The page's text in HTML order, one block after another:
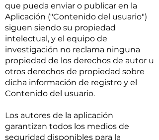
que pueda enviar o publicar en la
Aplicación ("Contenido del usuario")
siguen siendo su propiedad
intelectual, y el equipo de
investigación no reclama ninguna
propiedad de los derechos de autor u
otros derechos de propiedad sobre
dicha información de registro y el
Contenido del usuario.
Los autores de la aplicación
garantizan todos los medios de
seguridad disponibles para la